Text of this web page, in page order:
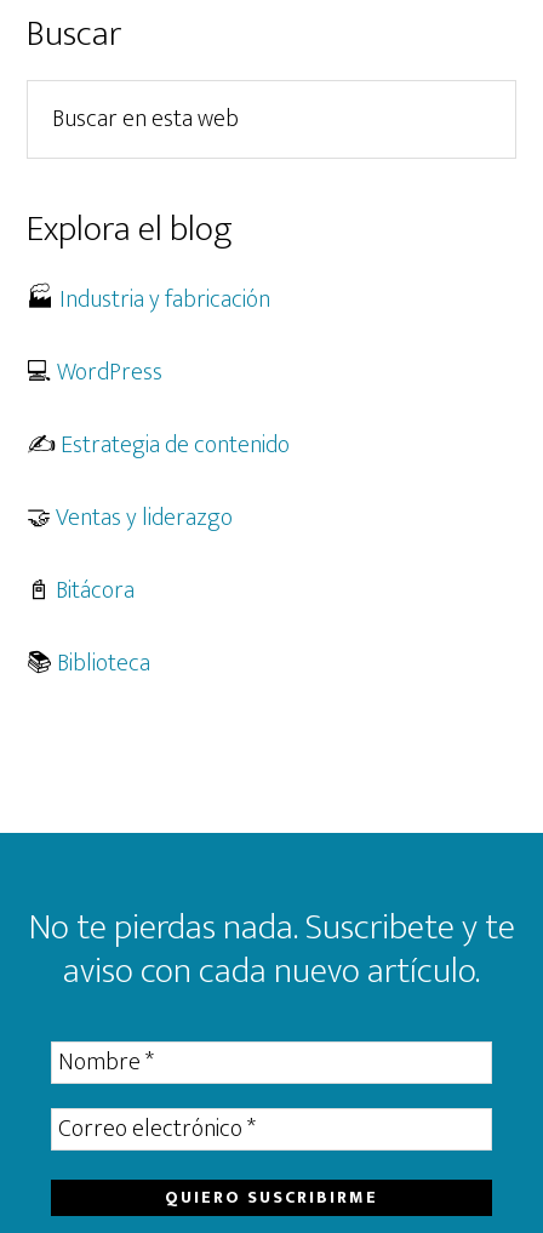
y
abortado.
Barra
lateral
principal
Buscar
esta
web
Explora el blog
🏭 Industria y fabricación
💻WordPress
✍️Estrategia de contenido
🤝Ventas y liderazgo
📓 Bitácora
📚Biblioteca
Footer
No te pierdas nada. Suscribete y te
aviso con cada nuevo artículo.